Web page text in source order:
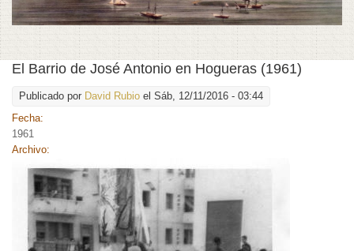
El Barrio de José Antonio en Hogueras (1961)
Publicado por David Rubio el Sáb, 12/11/2016 - 03:44
Fecha:
1961
Archivo: